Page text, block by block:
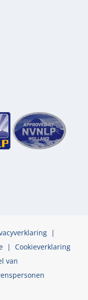
|
| Cookieverklaring
van